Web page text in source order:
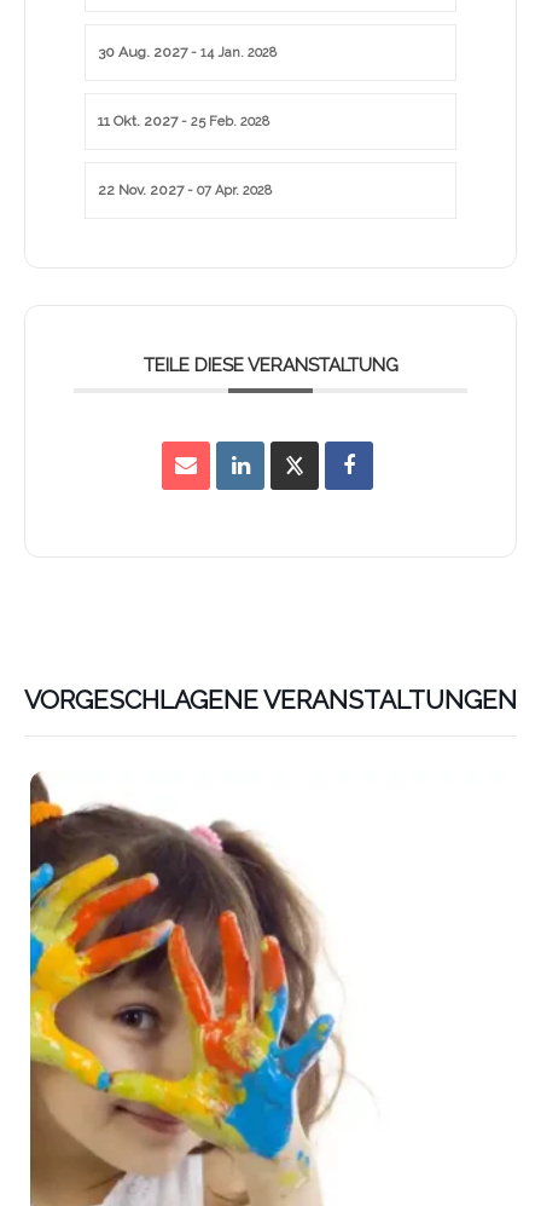
30 Aug. 2027- 14 Jan. 2028
11 Okt. 2027- 25 Feb. 2028
22 Nov. 2027- 07 Apr. 2028
TEILE DIESE VERANSTALTUNG
VORGESCHLAGENE VERANSTALTUNGEN